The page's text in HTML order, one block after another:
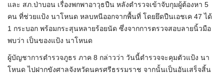
และ สภ.ป่าบอน เรื่องพกพาอาวุธปืน หลังตำรวจเข้าจับกุมผู้ต้องหา 5
คน ที่ช่วยแป้ง นาโหนด หลบหนีออกจากพื้นที่ โดยยึดปืนเอชเค 47 ได้
1 กระบอก พร้อมกระสุนหลายร้อยนัด ซึ่งจากการตรวจสอบลายนิ้วมือ
พบว่า เป็นของแป้ง นาโหนด
ผู้บัญชาการตำรวจภูธร ภาค 8 กล่าวว่า วันนี้ตำรวจจะคุมตัวแป้ง นา
โหนด ไปฝากขังศาลจังหวัดนครศรีธรรมราช จากนั้นเป็นอันเสร็จสิ้น